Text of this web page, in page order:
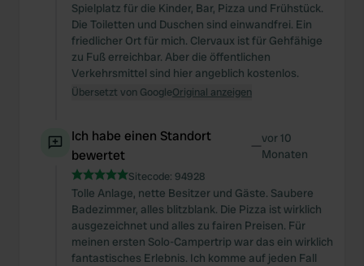
Spielplatz für die Kinder, Bar, Pizza und Frühstück.
Die Toiletten und Duschen sind einwandfrei. Ein
friedlicher Ort für mich. Clervaux ist für Gehfähige
zu Fuß erreichbar. Aber die öffentlichen
Verkehrsmittel sind hier angeblich kostenlos.
Übersetzt von GoogleOriginal anzeigen
Ich habe einen Standort
bewertet
—vor 10
Monaten
Sitecode: 94928
Tolle Anlage, nette Besitzer und Gäste. Saubere
Badezimmer, alles blitzblank. Die Pizza ist wirklich
ausgezeichnet und alles zu fairen Preisen. Für
meinen ersten Solo-Campertrip war das ein wirklich
fantastisches Erlebnis. Ich komme auf jeden Fall